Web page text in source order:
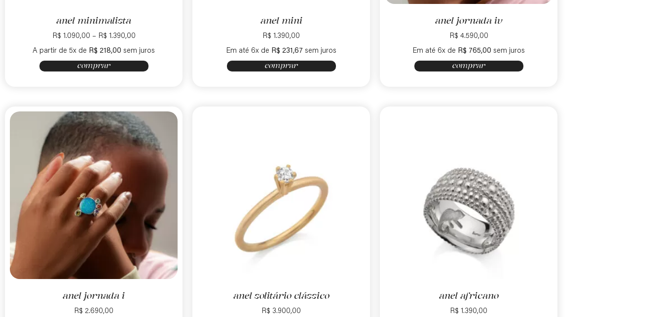
anel minimalista
R$ 1.090,00 – R$ 1.390,00
A partir de 5x de R$ 218,00 sem juros
comprar
anel mini
R$ 1.390,00
Em até 6x de R$ 231,67 sem juros
comprar
anel jornada iv
R$ 4.590,00
Em até 6x de R$ 765,00 sem juros
comprar
anel jornada i
R$ 2.690,00
anel solitário clássico
R$ 3.900,00
anel africano
R$ 1.390,00